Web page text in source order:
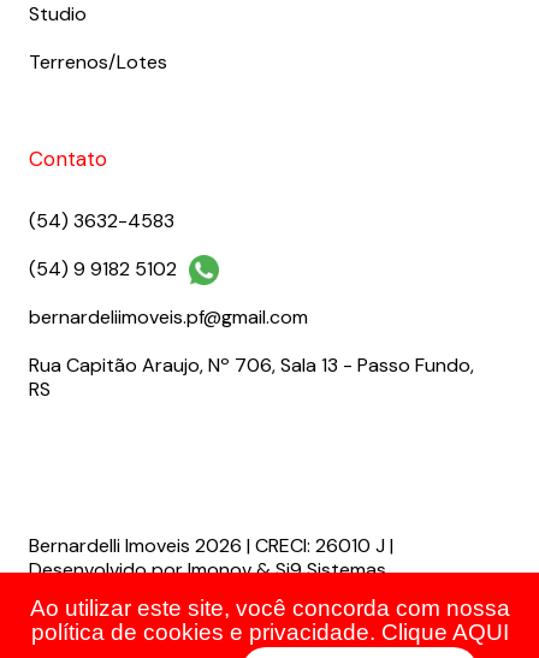
Ao utilizar este site, você concorda com nossa
política de cookies e privacidade. Clique AQUI
Studio
Terrenos/Lotes
Contato
(54) 3632-4583
(54) 9 9182 5102
bernardeliimoveis.pf@gmail.com
Rua Capitão Araujo, Nº 706, Sala 13 - Passo Fundo,
RS
Bernardelli Imoveis 2026 | CRECI: 26010 J |
Desenvolvido por Imonov & Si9 Sistemas